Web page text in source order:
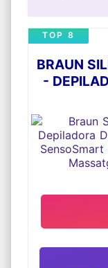
BRAUN
-
AMB 13
TOP 8